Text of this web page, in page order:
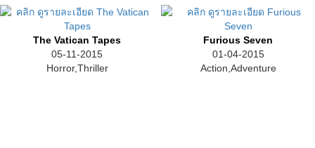
The Vatican Tapes
05-11-2015
Horror,Thriller
Furious Seven
01-04-2015
Action,Adventure